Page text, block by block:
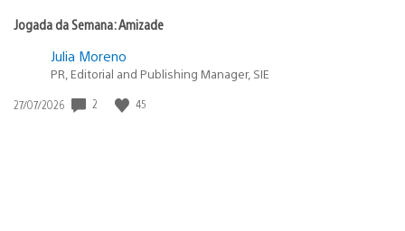
Jogada da Semana: Amizade
Julia Moreno
PR, Editorial and Publishing Manager, SIE
Data
27/07/2026 2 45